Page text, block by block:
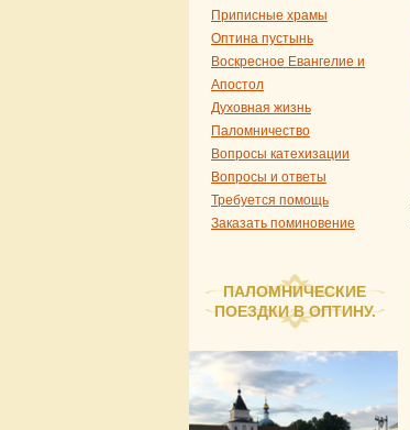
Приписные храмы
Оптина пустынь
Воскресное Евангелие и
Апостол
Духовная жизнь
Паломничество
Вопросы катехизации
Вопросы и ответы
Требуется помощь
Заказать поминовение
ПАЛОМНИЧЕСКИЕ
ПОЕЗДКИ В ОПТИНУ.